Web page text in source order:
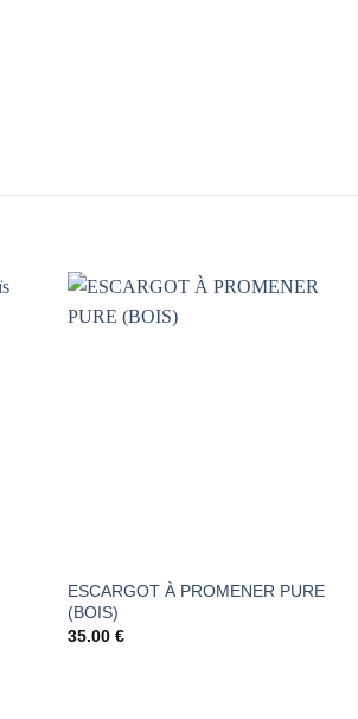
ESCARGOT À PROMENER PURE
(BOIS)
35.00 €